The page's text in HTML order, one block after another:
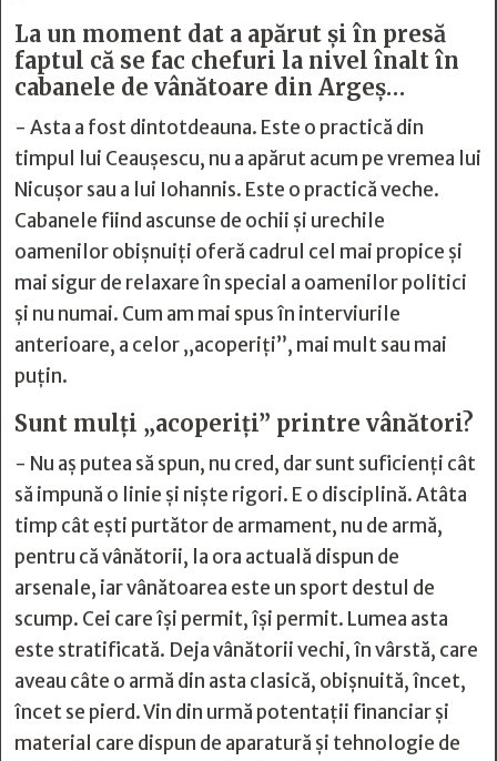
La un moment dat a apărut și în presă
faptul că se fac chefuri la nivel înalt în
cabanele de vânătoare din Argeș…
- Asta a fost dintotdeauna. Este o practică din
timpul lui Ceaușescu, nu a apărut acum pe vremea lui
Nicușor sau a lui Iohannis. Este o practică veche.
Cabanele fiind ascunse de ochii și urechile
oamenilor obișnuiți oferă cadrul cel mai propice și
mai sigur de relaxare în special a oamenilor politici
și nu numai. Cum am mai spus în interviurile
anterioare, a celor „acoperiți”, mai mult sau mai
puțin.
Sunt mulți „acoperiți” printre vânători?
- Nu aș putea să spun, nu cred, dar sunt suficienți cât
să impună o linie și niște rigori. E o disciplină. Atâta
timp cât ești purtător de armament, nu de armă,
pentru că vânătorii, la ora actuală dispun de
arsenale, iar vânătoarea este un sport destul de
scump. Cei care își permit, își permit. Lumea asta
este stratificată. Deja vânătorii vechi, în vârstă, care
aveau câte o armă din asta clasică, obișnuită, încet,
încet se pierd. Vin din urmă potentații financiar și
material care dispun de aparatură și tehnologie de